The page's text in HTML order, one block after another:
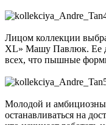
Лицом коллекции
XL» Машу Павлюк. Ее
всех, что пышные
Молодой и
останавливаться на